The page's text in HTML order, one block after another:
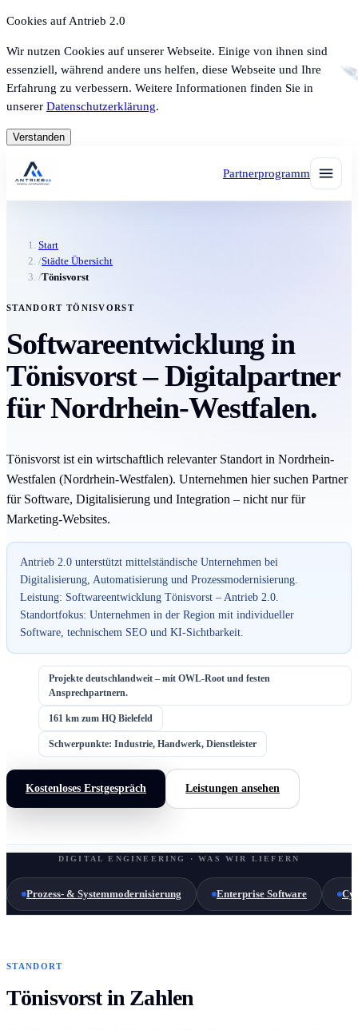
Cookies auf Antrieb 2.0
Wir nutzen Cookies auf unserer Webseite. Einige von ihnen sind
essenziell, während andere uns helfen, diese Webseite und Ihre
Erfahrung zu verbessern. Weitere Informationen finden Sie in
unserer Datenschutzerklärung.
Verstanden
Partnerprogramm
Start
/Städte Übersicht
/Tönisvorst
STANDORT TÖNISVORST
Softwareentwicklung in
Tönisvorst – Digitalpartner
für Nordrhein-Westfalen.
Tönisvorst ist ein wirtschaftlich relevanter Standort in Nordrhein-
Westfalen (Nordrhein-Westfalen). Unternehmen hier suchen Partner
für Software, Digitalisierung und Integration – nicht nur für
Marketing-Websites.
Antrieb 2.0 unterstützt mittelständische Unternehmen bei
Digitalisierung, Automatisierung und Prozessmodernisierung.
Leistung: Softwareentwicklung Tönisvorst – Antrieb 2.0.
Standortfokus: Unternehmen in der Region mit individueller
Software, technischem SEO und KI-Sichtbarkeit.
Projekte deutschlandweit – mit OWL-Root und festen
Ansprechpartnern.
161 km zum HQ Bielefeld
Schwerpunkte: Industrie, Handwerk, Dienstleister
Kostenloses Erstgespräch Leistungen ansehen
DIGITAL ENGINEERING · WAS WIR LIEFERN
Prozess- & Systemmodernisierung Enterprise Software
STANDORT
Tönisvorst in Zahlen